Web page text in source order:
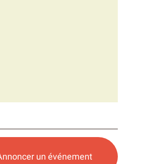
un événement